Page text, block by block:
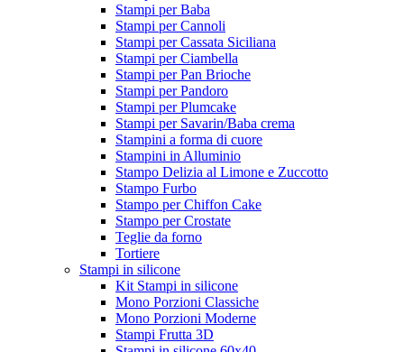
Stampi per Baba
Stampi per Cannoli
Stampi per Cassata Siciliana
Stampi per Ciambella
Stampi per Pan Brioche
Stampi per Pandoro
Stampi per Plumcake
Stampi per Savarin/Baba crema
Stampini a forma di cuore
Stampini in Alluminio
Stampo Delizia al Limone e Zuccotto
Stampo Furbo
Stampo per Chiffon Cake
Stampo per Crostate
Teglie da forno
Tortiere
Stampi in silicone
Kit Stampi in silicone
Mono Porzioni Classiche
Mono Porzioni Moderne
Stampi Frutta 3D